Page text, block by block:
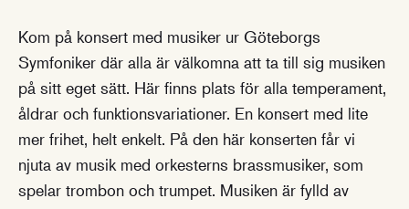
Kom på konsert med musiker ur Göteborgs
Symfoniker där alla är välkomna att ta till sig musiken
på sitt eget sätt. Här finns plats för alla temperament,
åldrar och funktionsvariationer. En konsert med lite
mer frihet, helt enkelt. På den här konserten får vi
njuta av musik med orkesterns brassmusiker, som
spelar trombon och trumpet. Musiken är fylld av